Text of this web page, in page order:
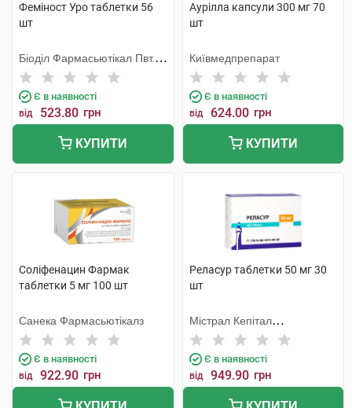
Феміност Уро таблетки 56
шт
Біоділ Фармасьютікал Пвт.
Лтд.
Є в наявності
від 523.80 грн
КУПИТИ
Аурілла капсули 300 мг 70
шт
Київмедпрепарат
Є в наявності
від 624.00 грн
КУПИТИ
Соліфенацин Фармак
таблетки 5 мг 100 шт
Санека Фармасьютікалз
Є в наявності
від 922.90 грн
Реласур таблетки 50 мг 30
шт
Містрал Кепітал
Менеджмент
Є в наявності
від 949.90 грн